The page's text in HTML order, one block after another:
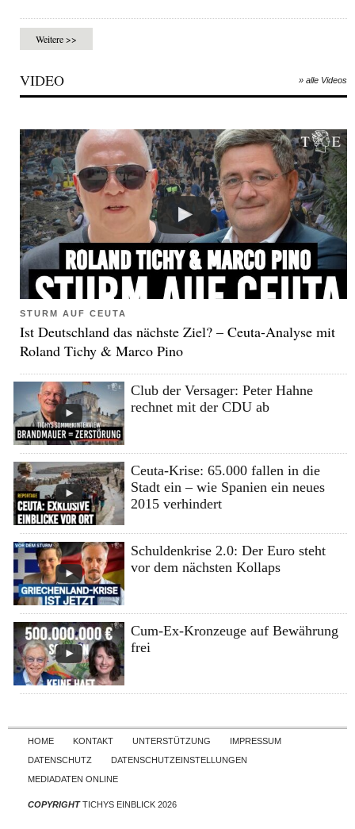
Weitere >>
VIDEO » alle Videos
STURM AUF CEUTA
Ist Deutschland das nächste Ziel? – Ceuta-Analyse mit
Roland Tichy & Marco Pino
Club der Versager: Peter Hahne
rechnet mit der CDU ab
Ceuta-Krise: 65.000 fallen in die
Stadt ein – wie Spanien ein neues
2015 verhindert
Schuldenkrise 2.0: Der Euro steht
vor dem nächsten Kollaps
Cum-Ex-Kronzeuge auf Bewährung
frei
Skip to content
HOME KONTAKT UNTERSTÜTZUNG
IMPRESSUM
DATENSCHUTZ
DATENSCHUTZEINSTELLUNGEN
MEDIADATEN ONLINE
COPYRIGHTTICHYS EINBLICK 2026